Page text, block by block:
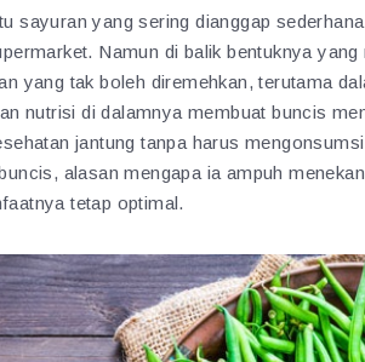
sayuran yang sering dianggap
Namun di balik bentuknya
yang tak boleh diremehkan, terutama
nutrisi di dalamnya membuat buncis
jantung tanpa harus
alasan mengapa ia ampuh
tetap optimal.